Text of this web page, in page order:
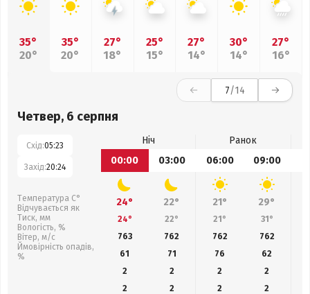
35°
20°
35°
20°
27°
18°
25°
15°
27°
14°
30°
14°
27°
16°
7/14
Четвер, 6 серпня
Схід:05:23
Захід:20:24
Температура С°
Відчувається як
Тиск, мм
Вологість, %
Вітер, м/с
Ймовірність опадів,
%
Ніч
Ранок
00:00
03:00 06:00 09:00
24° 22° 21° 29°
24° 22° 21° 31°
763
762 762 762
61
71 76 62
2
2 2
2
2
2 2 2